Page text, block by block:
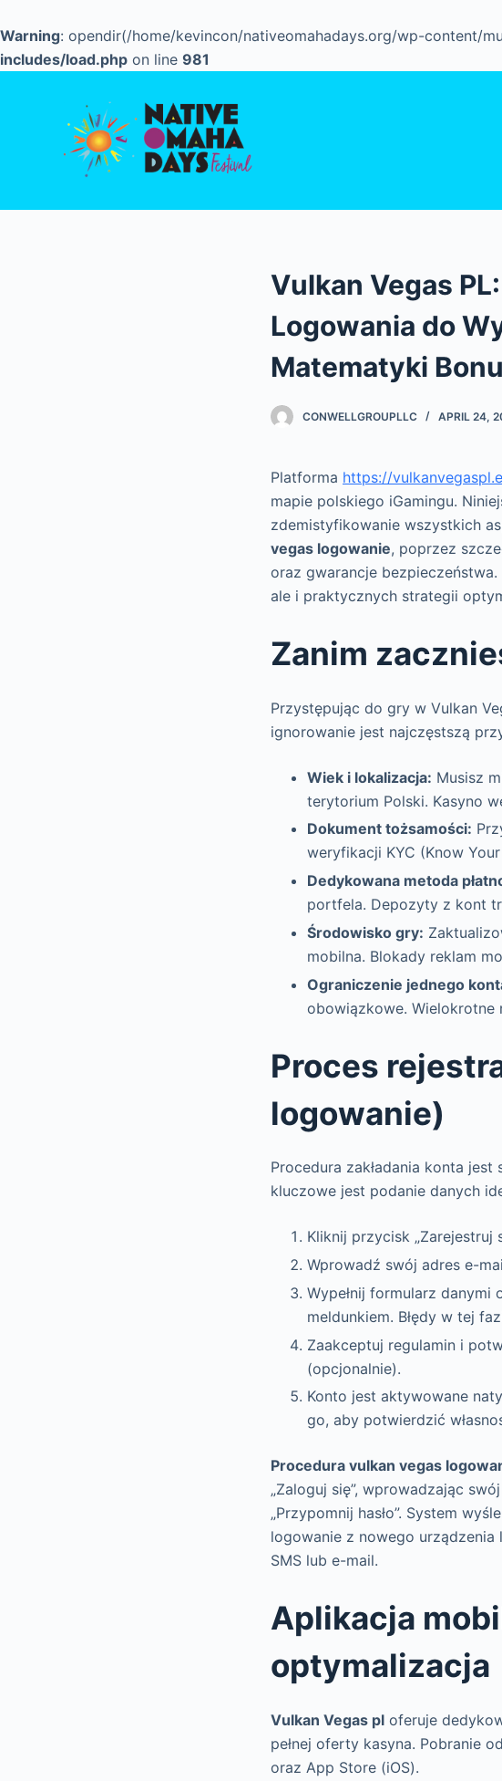
Warning: opendir(/home/kevincon/nativeomahadays.org/wp-content/
includes/load.php on line 981
k
i
n
Vulkan Vegas
Logowania do
Matematyki
CONWELLGROUPLLC APRIL 24,
Platforma https://
mapie polskiego iGamingu.
zdemistyfikowanie wszystkich
vegas logowanie, poprzez
oraz gwarancje
ale i praktycznych strategii
Zanim
Przystępując do gry w Vulkan
ignorowanie jest najczęstszą
Wiek i lokalizacja: Musisz
terytorium Polski. Kasyno
Dokument tożsamości:
weryfikacji KYC (Know
Dedykowana metoda
portfela. Depozyty z kont
Środowisko gry:
mobilna. Blokady reklam
Ograniczenie jednego
obowiązkowe. Wielokrotne
Proces
logowanie)
Procedura zakładania konta
kluczowe jest podanie danych
Kliknij przycisk „Zarejestruj
Wprowadź swój adres e-
Wypełnij formularz danymi
meldunkiem. Błędy w tej
Zaakceptuj regulamin i
(opcjonalnie).
Konto jest aktywowane
go, aby potwierdzić
Procedura vulkan vegas
„Zaloguj się”, wprowadzając
„Przypomnij hasło”. System
logowanie z nowego
SMS lub e-mail.
Aplikacja
optymalizacja
Vulkan Vegas pl oferuje
pełnej oferty kasyna. Pobranie
oraz App Store (iOS).